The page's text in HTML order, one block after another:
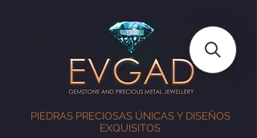
PIEDRAS PRECIOSAS ÚNICAS Y DISEÑOS
EXQUISITOS